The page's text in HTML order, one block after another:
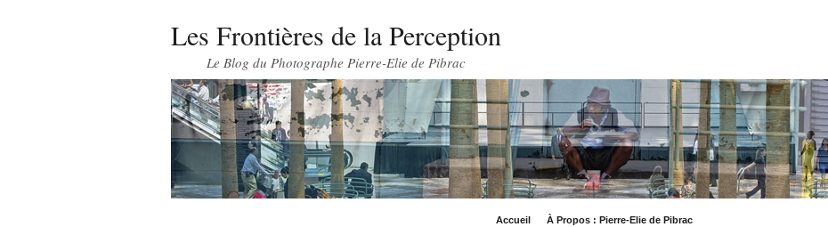
Les Frontières de la Perception
Le Blog du Photographe Pierre-Elie de Pibrac
Accueil À Propos : Pierre-Elie de Pibrac